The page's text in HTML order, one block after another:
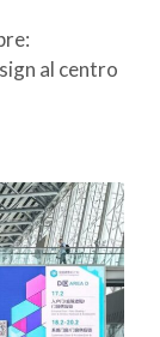
al centro